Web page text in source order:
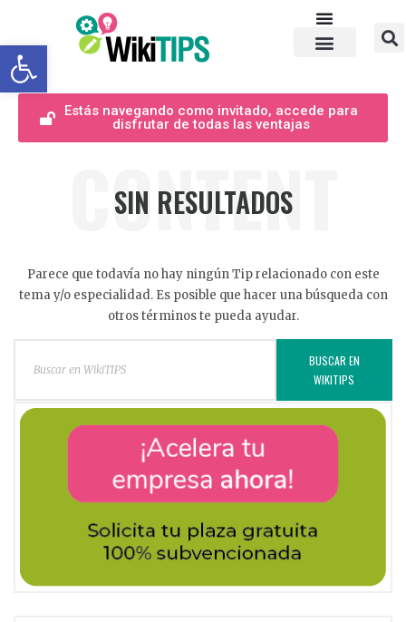
Abrir barra de herramientas
Estás navegando como invitado, accede para
disfrutar de todas las ventajas
CONTENT
SIN RESULTADOS
Parece que todavía no hay ningún Tip relacionado con este
tema y/o especialidad. Es posible que hacer una búsqueda con
otros términos te pueda ayudar.
BUSCAR EN
WIKITIPS